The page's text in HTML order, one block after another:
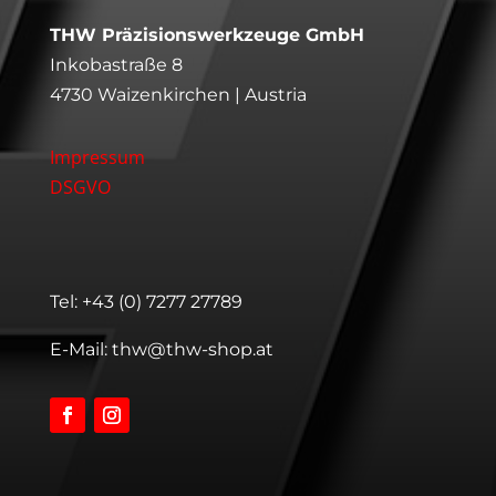
THW Präzisionswerkzeuge GmbH
Inkobastraße 8
4730 Waizenkirchen | Austria
Impressum
DSGVO
Tel: +43 (0) 7277 27789
E-Mail: thw@thw-shop.at